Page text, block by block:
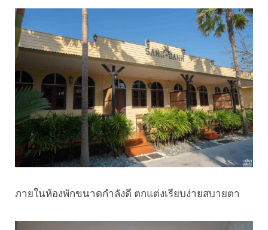
ภายในห้องพักขนาดกำลังดี ตกแต่งเรียบง่ายสบายตา